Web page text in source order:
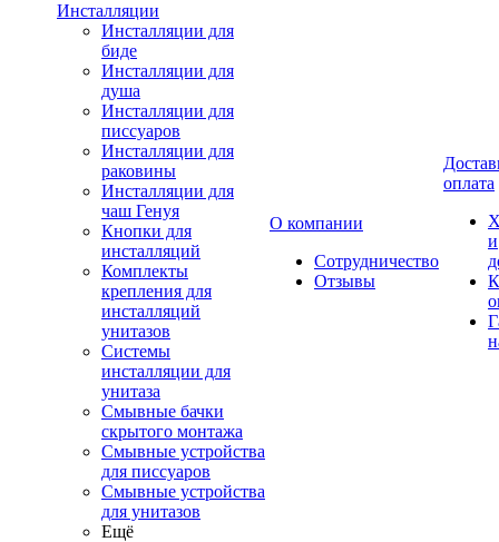
Инсталляции
Инсталляции для
биде
Инсталляции для
душа
Инсталляции для
писсуаров
Инсталляции для
раковины
Инсталляции для
чаш Генуя
Кнопки для
инсталляций
Комплекты
крепления для
инсталляций
унитазов
Системы
инсталляции для
унитаза
Смывные бачки
скрытого монтажа
Смывные устройства
для писсуаров
Смывные устройства
для унитазов
Ещё
О компании
Сотрудничество
Отзывы
оплата
и